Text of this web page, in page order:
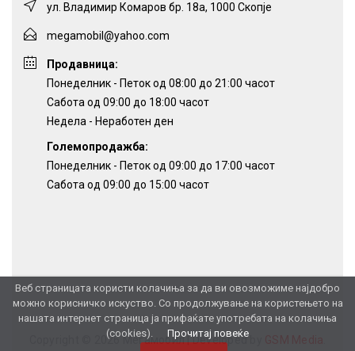
Веб страницата користи колачиња за да ви овозможиме најдобро
можно корисничко искуство. Со продолжување на користењето на
нашата интернет страница ја прифаќате употребата на колачиња
(cookies).
Прочитај повеќе
ул. Владимир Комаров бр. 18а, 1000 Скопје
megamobil@yahoo.com
Продавница:
Понеделник - Петок од 08:00 до 21:00 часот
Сабота од 09:00 до 18:00 часот
Недела - Неработен ден
Големопродажба:
Понеделник - Петок од 09:00 до 17:00 часот
Сабота од 09:00 до 15:00 часот
Copyright © 2026 Мегамобил |Developed by